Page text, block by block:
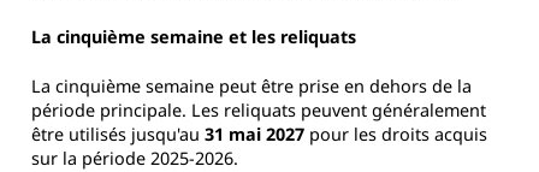
La cinquième semaine et les reliquats
La cinquième semaine peut être prise en dehors de la
période principale. Les reliquats peuvent généralement
être utilisés jusqu'au 31 mai 2027 pour les droits acquis
sur la période 2025-2026.